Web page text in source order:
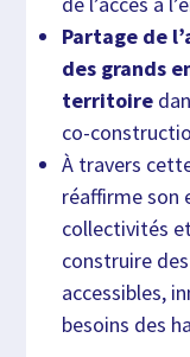
Partage de
des grands
territoire
co-
À travers
réaffirme son
collectivités
construire
accessibles,
besoins des